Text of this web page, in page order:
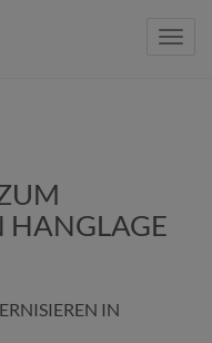
HANGLAGE